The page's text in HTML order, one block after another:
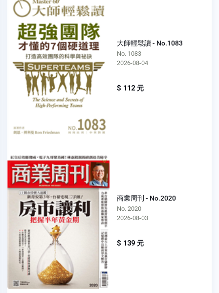
大師輕鬆讀 - No.1083
No. 1083
2026-08-04
$ 112 元
商業周刊 - No.2020
No. 2020
2026-08-03
$ 139 元